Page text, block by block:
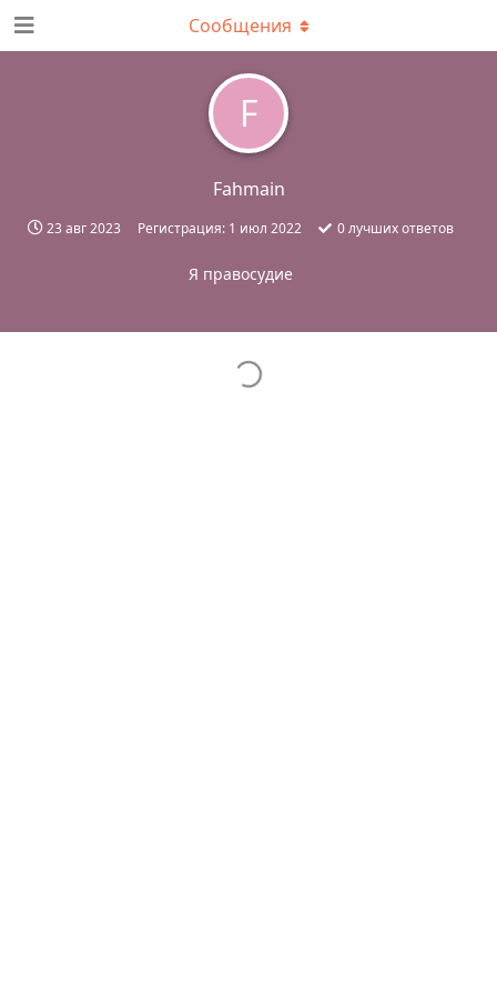
F
Fahmain
23 авг 2023 Регистрация: 1 июл 2022 0лучших ответов
Я правосудие
Сообщения